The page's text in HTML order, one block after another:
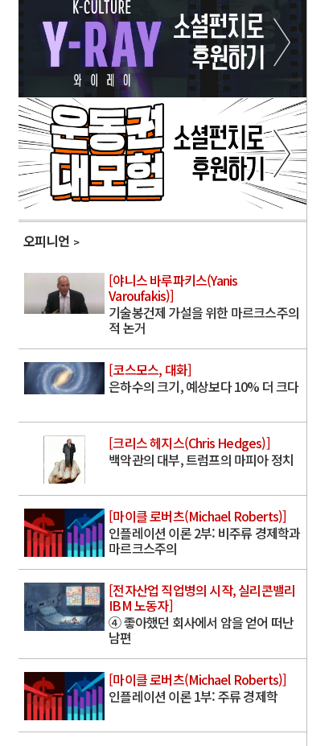
오피니언
[야니스 바루파키스(Yanis
Varoufakis)]
기술봉건제 가설을 위한 마르크스주의
적 논거
[코스모스, 대화]
은하수의 크기, 예상보다 10% 더 크다
[크리스 헤지스(Chris Hedges)]
백악관의 대부, 트럼프의 마피아 정치
[마이클 로버츠(Michael Roberts)]
인플레이션 이론 2부: 비주류 경제학과
마르크스주의
[전자산업 직업병의 시작, 실리콘밸리
IBM 노동자]
④ 좋아했던 회사에서 암을 얻어 떠난
남편
[마이클 로버츠(Michael Roberts)]
인플레이션 이론 1부: 주류 경제학